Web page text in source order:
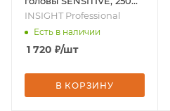
мл, бренд - INSIGHT
Professional
INSIGHT Professional
Есть в наличии
1 720 ₽/шт
В КОРЗИНУ